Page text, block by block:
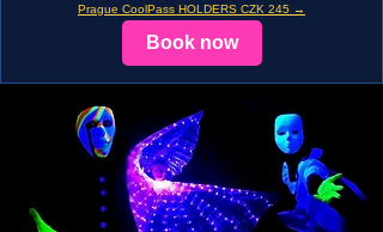
Prague CoolPass HOLDERS CZK 245 →
Book now